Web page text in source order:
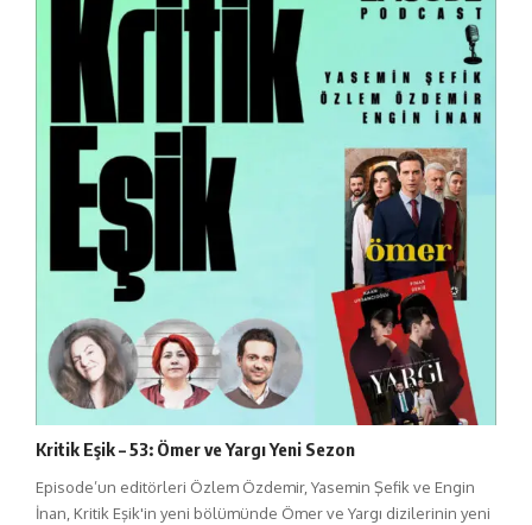
Kritik Eşik – 53: Ömer ve Yargı Yeni Sezon
Episode’un editörleri Özlem Özdemir, Yasemin Şefik ve Engin
İnan, Kritik Eşik'in yeni bölümünde Ömer ve Yargı dizilerinin yeni